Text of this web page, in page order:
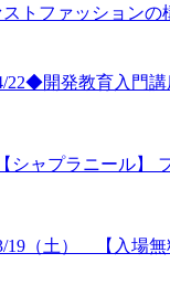
トファッションの
22◆開発教育入門
【シャプラニール】
19（土） 【入場